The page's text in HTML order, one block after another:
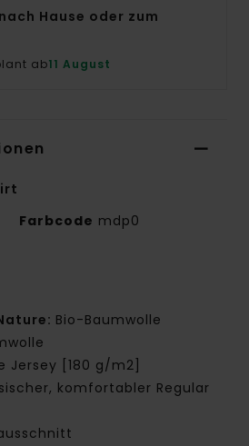
Hause oder zum
ab11 August
Farbcode mdp0
Bio-Baumwolle
Jersey [180 g/m2]
komfortabler Regular